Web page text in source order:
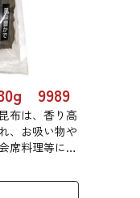
9989
布は、香り高
、お吸い物や
席料理等にも